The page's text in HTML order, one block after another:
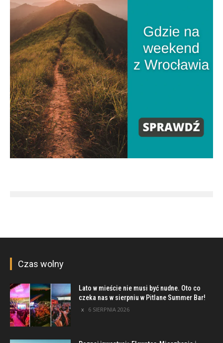
Czas wolny
Lato w mieście nie musi być nudne. Oto co
czeka nas w sierpniu w Pitlane Summer Bar!
6 SIERPNIA 2026